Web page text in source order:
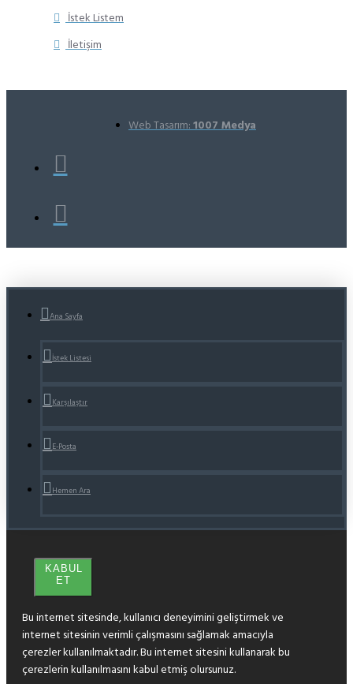
İstek Listem
İletişim
Web Tasarım:1007 Medya
Ana Sayfa
İstek Listesi
Karşılaştır
E-Posta
Hemen Ara
KABUL
ET
Bu internet sitesinde, kullanıcı deneyimini geliştirmek ve
internet sitesinin verimli çalışmasını sağlamak amacıyla
çerezler kullanılmaktadır. Bu internet sitesini kullanarak bu
çerezlerin kullanılmasını kabul etmiş olursunuz.